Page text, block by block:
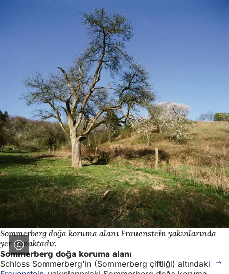
Sommerberg doğa koruma alanı Frauenstein yakınlarında
yer almaktadır.
Sommerberg doğa koruma alanı
Schloss Sommerberg'in (Sommerberg çiftliği) altındaki